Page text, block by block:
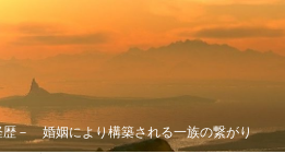
歴－ 婚姻により構築される一族の繋がり